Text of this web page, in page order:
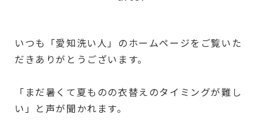
いつも「愛知洗い人」のホームページをご覧いた
だきありがとうございます。
「まだ暑くて夏ものの衣替えのタイミングが難し
い」と声が聞かれます。